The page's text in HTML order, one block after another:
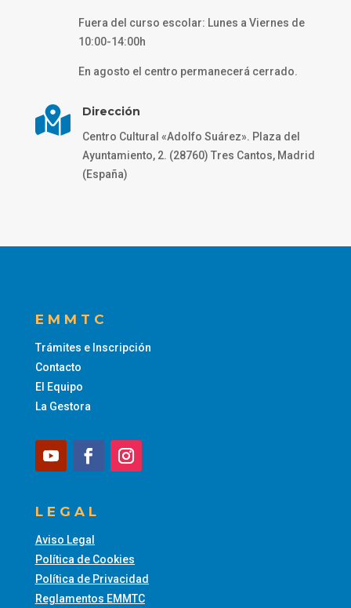
Fuera del curso escolar: Lunes a Viernes de
10:00-14:00h
En agosto el centro permanecerá cerrado.
 Dirección
Centro Cultural «Adolfo Suárez». Plaza del
Ayuntamiento, 2. (28760) Tres Cantos, Madrid
(España)
EMMTC
Trámites e Inscripción
Contacto
El Equipo
La Gestora
LEGAL
Aviso Legal
Política de Cookies
Política de Privacidad
Reglamentos EMMTC